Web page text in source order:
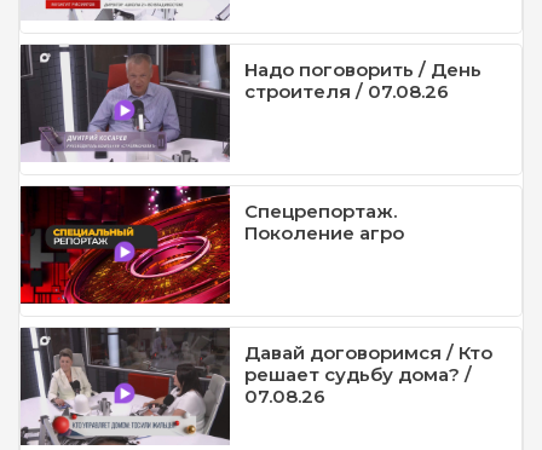
Надо поговорить / День
строителя / 07.08.26
Спецрепортаж.
Поколение агро
Давай договоримся / Кто
решает судьбу дома? /
07.08.26